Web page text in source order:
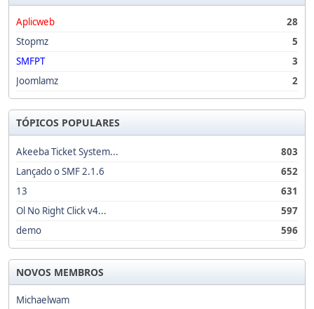
Aplicweb
28
Stopmz
5
SMFPT
3
Joomlamz
2
TÓPICOS POPULARES
Akeeba Ticket System...
803
Lançado o SMF 2.1.6
652
13
631
Ol No Right Click v4...
597
demo
596
NOVOS MEMBROS
Michaelwam